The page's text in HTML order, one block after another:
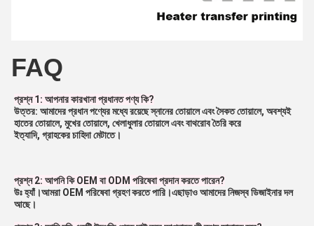
FAQ
প্রশ্ন 1: আপনার কারখানা প্রধানত পণ্য কি?
উত্তর: আমাদের প্রধান পণ্যের মধ্যে রয়েছে স্নানের তোয়ালে এবং সৈকত তোয়ালে, অবশ্যই
হাতের তোয়ালে, মুখের তোয়ালে, খেলাধুলার তোয়ালে এবং বাথরোব তৈরি করে
ইত্যাদি, গ্রাহকের চাহিদা মেটাতে।
প্রশ্ন 2: আপনি কি OEM বা ODM পরিষেবা প্রদান করতে পারেন?
উঃ হ্যাঁ।আমরা OEM পরিষেবা গ্রহণ করতে পারি।এছাড়াও আমাদের নিজস্ব ডিজাইনার দল
আছে।